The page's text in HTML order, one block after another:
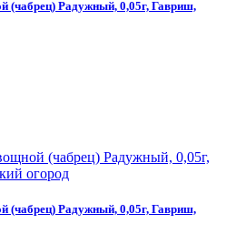
(чабрец) Радужный, 0,05г, Гавриш,
(чабрец) Радужный, 0,05г, Гавриш,